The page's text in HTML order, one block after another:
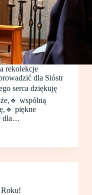
rekolekcje
dla Sióstr
serca dziękuję
wspólną
piękne
dla…